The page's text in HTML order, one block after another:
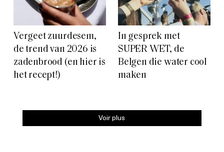
Vergeet zuurdesem,
de trend van 2026 is
zadenbrood (en hier is
het recept!)
In gesprek met
SUPER WET, de
Belgen die water cool
maken
Voir plus